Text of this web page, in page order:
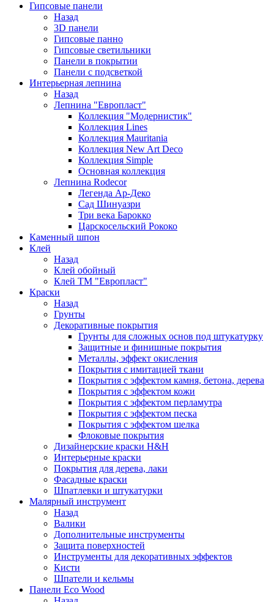
Гипсовые панели
Назад
3D панели
Гипсовые панно
Гипсовые светильники
Панели в покрытии
Панели с подсветкой
Интерьерная лепнина
Назад
Лепнина "Европласт"
Коллекция "Модернистик"
Коллекция Lines
Коллекция Mauritania
Коллекция New Art Deco
Коллекция Simple
Основная коллекция
Лепнина Rodecor
Легенда Ар-Деко
Сад Шинуазри
Три века Барокко
Царскосельский Рококо
Каменный шпон
Клей
Назад
Клей обойный
Клей ТМ "Европласт"
Краски
Назад
Грунты
Декоративные покрытия
Грунты для сложных основ под штукатурку
Защитные и финишные покрытия
Металлы, эффект окисления
Покрытия с имитацией ткани
Покрытия с эффектом камня, бетона, дерева
Покрытия с эффектом кожи
Покрытия с эффектом перламутра
Покрытия с эффектом песка
Покрытия с эффектом шелка
Флоковые покрытия
Дизайнерские краски H&H
Интерьерные краски
Покрытия для дерева, лаки
Фасадные краски
Шпатлевки и штукатурки
Малярный инструмент
Назад
Валики
Дополнительные инструменты
Защита поверхностей
Инструменты для декоративных эффектов
Кисти
Шпатели и кельмы
Панели Eco Wood